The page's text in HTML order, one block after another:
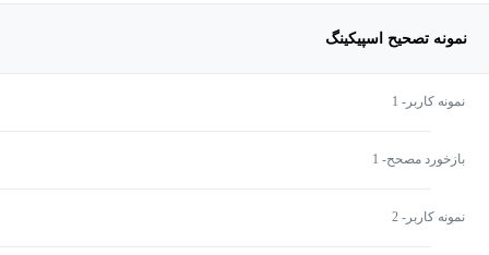
نمونه تصحیح اسپیکینگ
نمونه کاربر- 1
بازخورد مصحح- 1
نمونه کاربر- 2